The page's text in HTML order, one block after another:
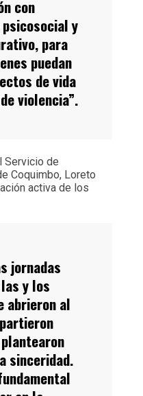
con
y
para
puedan
de vida
violencia”.
Servicio de
Coquimbo, Loreto
activa de los
jornadas
y los
abrieron al
sinceridad.